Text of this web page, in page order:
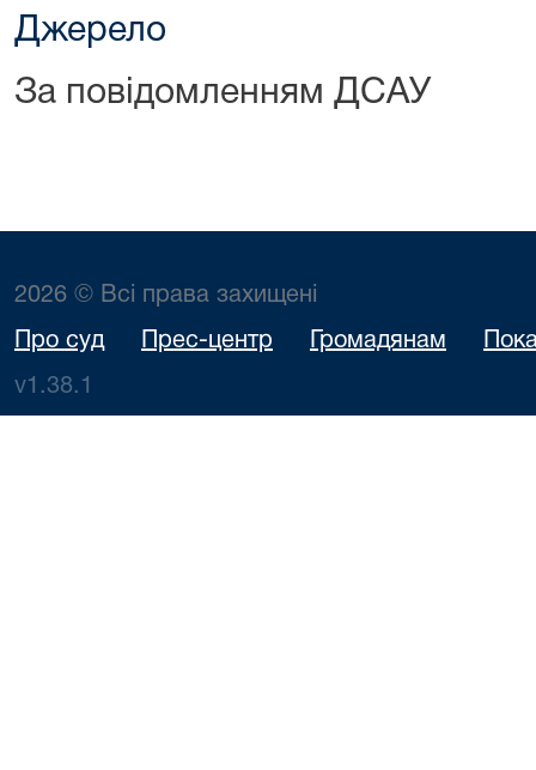
Джерело
За повідомленням ДСАУ
2026 © Всі права захищені
Про суд Прес-центр Громадянам
v1.38.1